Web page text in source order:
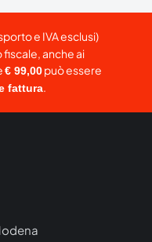
e IVA esclusi)
anche ai
€ 99,00può essere
fattura.